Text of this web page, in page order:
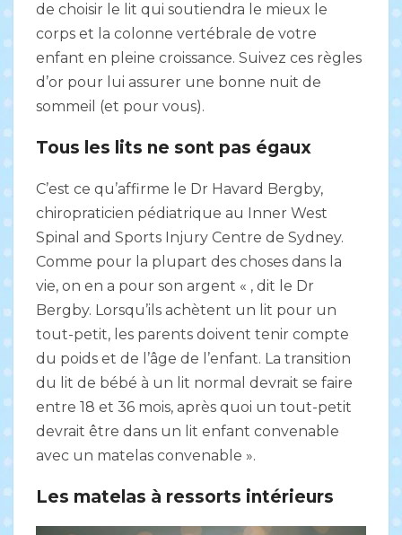
de choisir le lit qui soutiendra le mieux le
corps et la colonne vertébrale de votre
enfant en pleine croissance. Suivez ces règles
d’or pour lui assurer une bonne nuit de
sommeil (et pour vous).
Tous les lits ne sont pas égaux
C’est ce qu’affirme le Dr Havard Bergby,
chiropraticien pédiatrique au Inner West
Spinal and Sports Injury Centre de Sydney.
Comme pour la plupart des choses dans la
vie, on en a pour son argent « , dit le Dr
Bergby. Lorsqu’ils achètent un lit pour un
tout-petit, les parents doivent tenir compte
du poids et de l’âge de l’enfant. La transition
du lit de bébé à un lit normal devrait se faire
entre 18 et 36 mois, après quoi un tout-petit
devrait être dans un lit enfant convenable
avec un matelas convenable ».
Les matelas à ressorts intérieurs